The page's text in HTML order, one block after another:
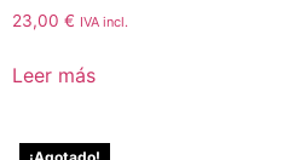
23,00 € IVA incl.
Leer más